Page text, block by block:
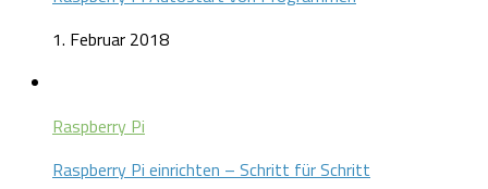
1. Februar 2018
Raspberry Pi
Raspberry Pi einrichten – Schritt für Schritt